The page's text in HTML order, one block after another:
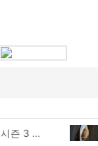
두바이와플, 내돈내산 먹어본 찐후기!